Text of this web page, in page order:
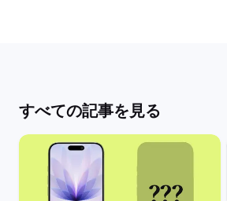
すべての記事を見る